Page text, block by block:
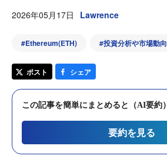
2026年05月17日 Lawrence
#Ethereum(ETH) #投資分析や市場動向
ポスト シェア
この記事を簡単にまとめると（AI要約）
要約を見る